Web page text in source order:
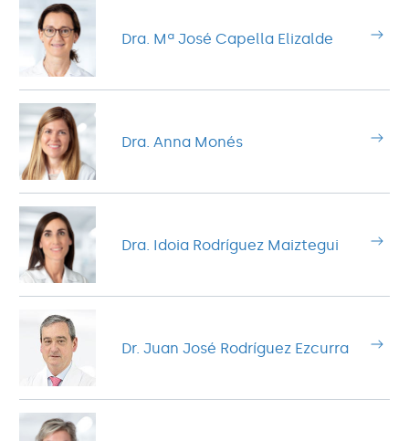
Dra. Mª José Capella Elizalde
Dra. Anna Monés
Dra. Idoia Rodríguez Maiztegui
Dr. Juan José Rodríguez Ezcurra